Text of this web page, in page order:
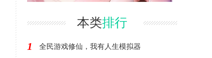
本类排行
1 全民游戏修仙，我有人生模拟器